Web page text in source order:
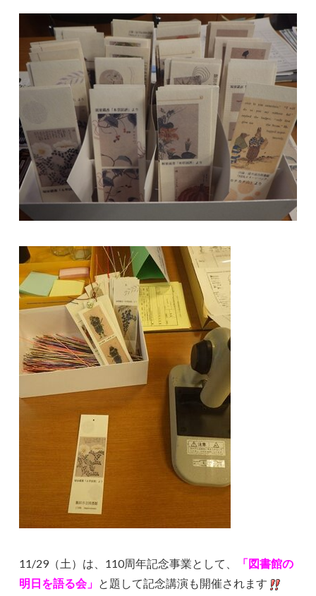
11/29（土）は、110周年記念事業として、
「図書館の
明日を語る会」 と題して記念講演も開催されます